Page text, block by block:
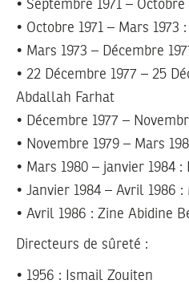
• Septembre 1971 –
• Octobre 1971 – Mars 1973
• Mars 1973 – Décembre
• 22 Décembre 1977 – 25
Abdallah Farhat
• Décembre 1977 –
• Novembre 1979 – Mars
• Mars 1980 – janvier 1984 :
• Janvier 1984 – Avril 1986
• Avril 1986 : Zine Abidine
Directeurs de sûreté :
• 1956 : Ismail Zouiten